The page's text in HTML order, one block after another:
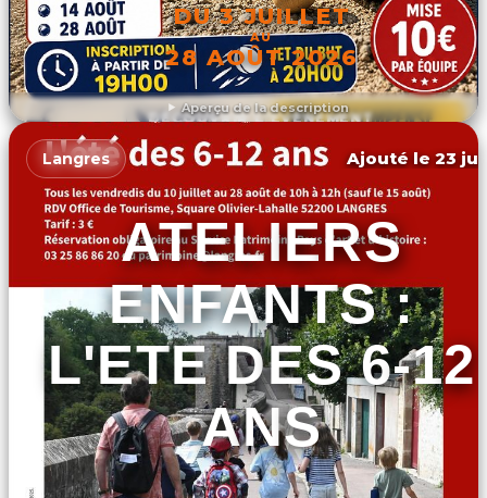
Aperçu de la description
DU 3 JUILLET
AU
28 AOÛT 2026
DÉCOUVRIR L'ÉVÉNEMENT
Langres Ajouté le 23
ATELIERS
ENFANTS :
L'ETE DES 6-12
ANS